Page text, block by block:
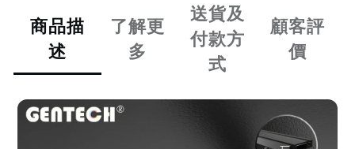
商品描
述
了解更
多
送貨及
付款方
式
顧客評
價